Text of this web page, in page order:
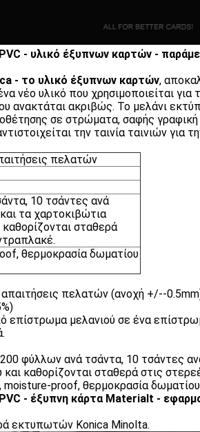
- υλικό έξυπνων καρτών -
- το υλικό έξυπνων καρτών,
νέο υλικό που χρησιμοποιείται
ανακτάται ακριβώς. Το μελάνι
σε στρώματα, σαφής
την ταινία ταινιών
πελατών
10 τσάντες ανά
τα χαρτοκιβώτια
σταθερά
θερμοκρασία δωματίου
πελατών (ανοχή +/--
επίστρωμα μελανιού σε ένα
φύλλων ανά τσάντα, 10 τσάντες
καθορίζονται σταθερά στις
moisture-proof, θερμοκρασία
- έξυπνη κάρτα Materialt -
εκτυπωτών Konica Minolta.